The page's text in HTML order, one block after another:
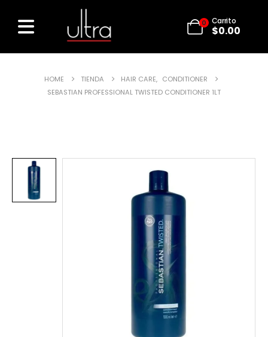
0 Carrito
$0.00
HOME TIENDA HAIR CARE, CONDITIONER
SEBASTIAN PROFESSIONAL TWISTED CONDITIONER 1LT